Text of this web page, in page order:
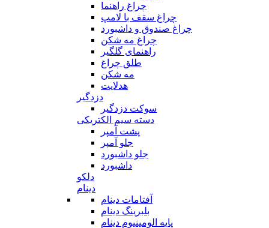
چراغ راهنما
چراغ سقف با لامپ
چراغ صندوق و داشبورد
چراغ مه شکن
راهنمای گلگیر
طلق چراغ
مه شکن
هدلایت
دزدگیر
سوکت دزدگیر
دسته سیم الکتریکی
پشت آمپر
جلو آمپر
جلو داشبورد
داشبورد
دلکو
دینام
آفتامات دینام
بلبرینگ دینام
پایه الومینیوم دینام